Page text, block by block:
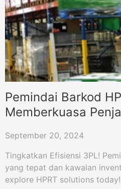
Pemindai Barkod
Memberkuasa
September 20, 2024
Tingkatkan Efisiensi 3PL!
yang tepat dan kawalan
explore HPRT solutions today!